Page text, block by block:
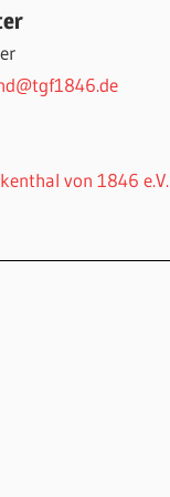
von 1846 e.V.